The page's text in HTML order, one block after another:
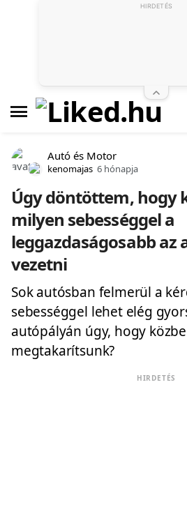
Autó és Motor
kenomajas 6 hónapja
Úgy döntöttem, hogy
milyen sebességgel a
leggazdaságosabb az
vezetni
Sok autósban felmerül a
sebességgel lehet elég
autópályán úgy, hogy
megtakarítsunk?
HIRDETÉS
HIRDETÉS